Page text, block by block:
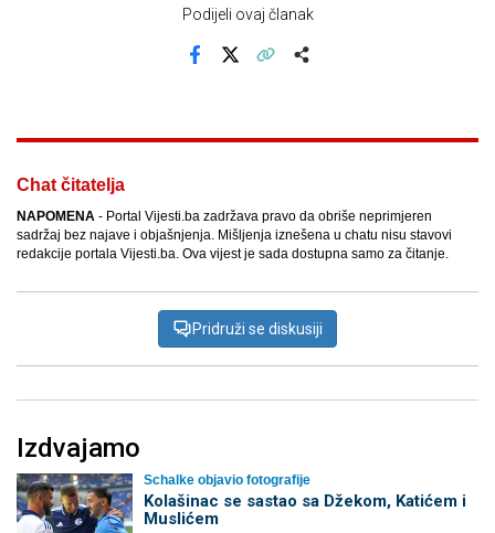
Podijeli ovaj članak
Chat čitatelja
NAPOMENA - Portal Vijesti.ba zadržava pravo da obriše neprimjeren
sadržaj bez najave i objašnjenja. Mišljenja iznešena u chatu nisu stavovi
redakcije portala Vijesti.ba. Ova vijest je sada dostupna samo za čitanje.
Pridruži se diskusiji
Izdvajamo
Schalke objavio fotografije
Kolašinac se sastao sa Džekom, Katićem i
Muslićem